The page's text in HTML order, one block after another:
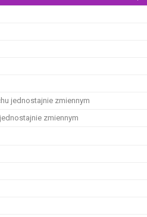
jednostajnie zmiennym
zmiennym